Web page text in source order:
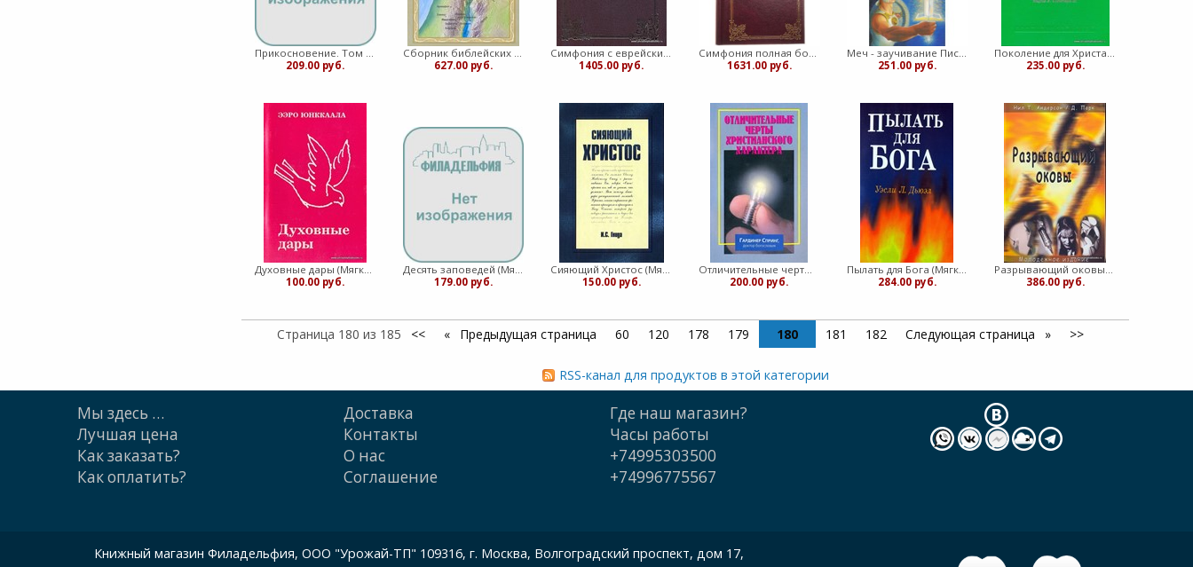
Прикосновение. Том 1 Сборник Христианской поэзии
209.00 руб.
Сборник библейских таблиц и карт (Твердый)
627.00 руб.
Симфония с еврейским и греческим указателями Том - 2 Указатели (Твердый)
1405.00 руб.
Симфония полная большого формата Том - 1 (с еврейскими и греческими указателями) (Твердый)
1631.00 руб.
Меч - заучивание Писания (Мягкий)
251.00 руб.
Поколение для Христа (под общей редакцией Ричарда Р.Данна и Марка Х. Сентера III) (Твердый)
235.00 руб.
Духовные дары (Мягкий)
100.00 руб.
Десять заповедей (Мягкий)
179.00 руб.
Сияющий Христос (Мягкий)
150.00 руб.
Отличительные черты христианского характера (Мягкий)
200.00 руб.
Пылать для Бога (Мягкий)
284.00 руб.
Разрывающий оковы. Молодежное издание (Мягкий)
386.00 руб.
Страница 180 из 185 << Предыдущая страница 60 120 178 179 180 181 182 Следующая страница >>
RSS-канал для продуктов в этой категории
Мы здесь …
Лучшая цена
Как заказать?
Как оплатить?
Доставка
Контакты
О нас
Cоглашение
Где наш магазин?
Часы работы
+74995303500
+74996775567
Книжный магазин Филадельфия, ООО "Урожай-ТП" 109316, г. Москва, Волгоградский проспект, дом 17,